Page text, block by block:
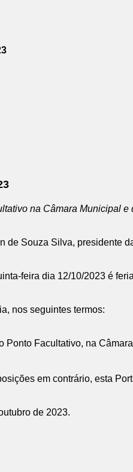
na Câmara Municipal e
Silva, presidente da
feira dia 12/10/2023 é
nos seguintes termos:
Ponto Facultativo, na
em contrário, esta
de 2023.